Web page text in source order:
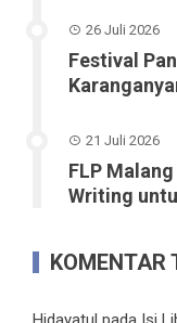
26 Juli 2026
Festival
21 Juli 2026
FLP
Writing
KOMENTAR